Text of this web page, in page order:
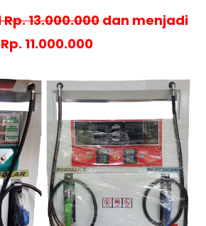
13.000.000dan menjadi
Rp. 11.000.000